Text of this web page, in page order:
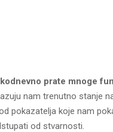
prate mnoge
nam trenutno stanje
pokazatelja koje nam
od stvarnosti.